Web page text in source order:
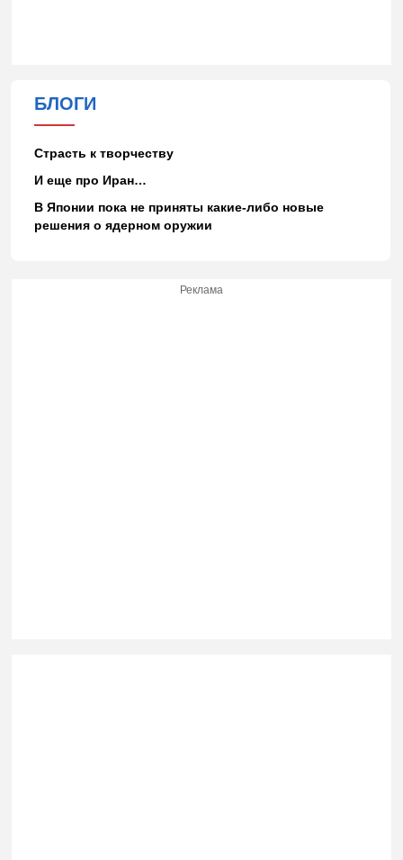
БЛОГИ
Страсть к творчеству
И еще про Иран…
В Японии пока не приняты какие-либо новые
решения о ядерном оружии
Реклама